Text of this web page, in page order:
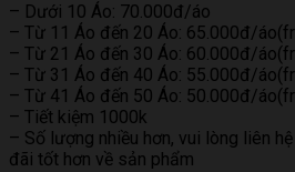
– Dưới 10 Áo: 70.000đ/áo
– Từ 11 Áo đến 20 Áo: 65.000đ/
– Từ 21 Áo đến 30 Áo: 60.000đ/
– Từ 31 Áo đến 40 Áo: 55.000đ/
– Từ 41 Áo đến 50 Áo: 50.000đ/
– Tiết kiệm 1000k
– Số lượng nhiều hơn, vui lòng liên
đãi tốt hơn về sản phẩm